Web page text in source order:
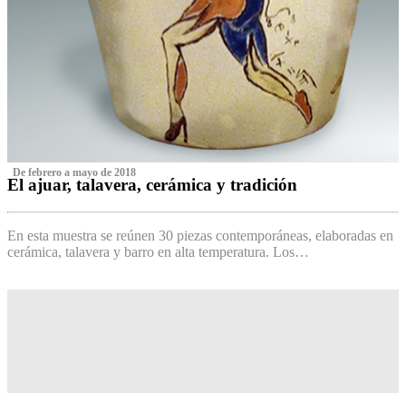
‌ De febrero a mayo de 2018
El ajuar, talavera, cerámica y tradición
En esta muestra se reúnen 30 piezas contemporáneas, elaboradas en
cerámica, talavera y barro en alta temperatura. Los…